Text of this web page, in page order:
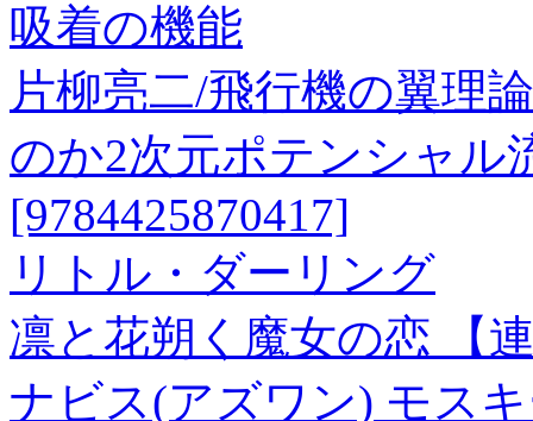
吸着の機能
片柳亮二/飛行機の翼理
のか2次元ポテンシャル
[9784425870417]
リトル・ダーリング
凛と花朔く魔女の恋 【
ナビス(アズワン) モス